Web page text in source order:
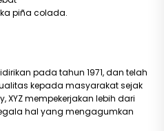
piña colada.
pada tahun 1971, dan telah
kepada masyarakat sejak
XYZ mempekerjakan lebih dari
hal yang mengagumkan